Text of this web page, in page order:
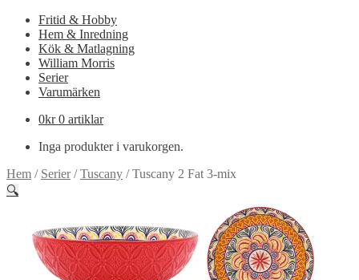
Fritid & Hobby
Hem & Inredning
Kök & Matlagning
William Morris
Serier
Varumärken
0kr 0 artiklar
Inga produkter i varukorgen.
Hem / Serier/Tuscany /Tuscany 2 Fat 3-mix
🔍